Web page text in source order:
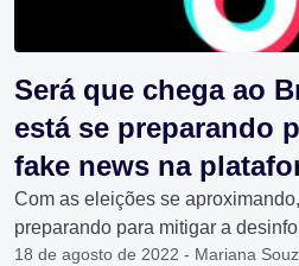
Será que chega ao
está se preparando
fake news na
Com as eleições se
preparando para mitigar a
18 de agosto de 2022 - Mariana